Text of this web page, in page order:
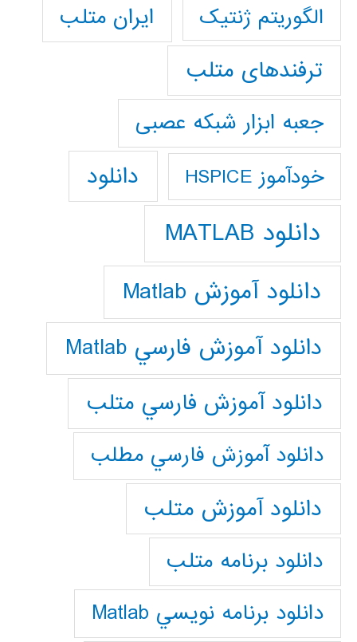
الگوریتم ژنتیک
ایران متلب
ترفندهای متلب
جعبه ابزار شبکه عصبی
خودآموز HSPICE دانلود
دانلود MATLAB
دانلود آموزش Matlab
دانلود آموزش فارسي Matlab
دانلود آموزش فارسي متلب
دانلود آموزش فارسي مطلب
دانلود آموزش متلب
دانلود برنامه متلب
دانلود برنامه نويسي Matlab